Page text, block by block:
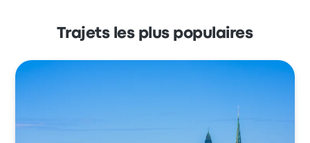
Trajets les plus populaires